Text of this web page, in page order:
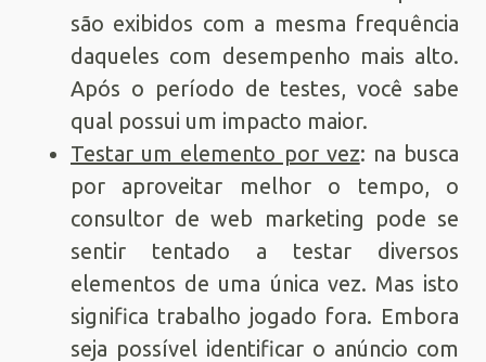
são exibidos com a mesma frequência
daqueles com desempenho mais alto.
Após o período de testes, você sabe
qual possui um impacto maior.
Testar um elemento por vez: na busca
por aproveitar melhor o tempo, o
consultor de web marketing pode se
sentir tentado a testar diversos
elementos de uma única vez. Mas isto
significa trabalho jogado fora. Embora
seja possível identificar o anúncio com